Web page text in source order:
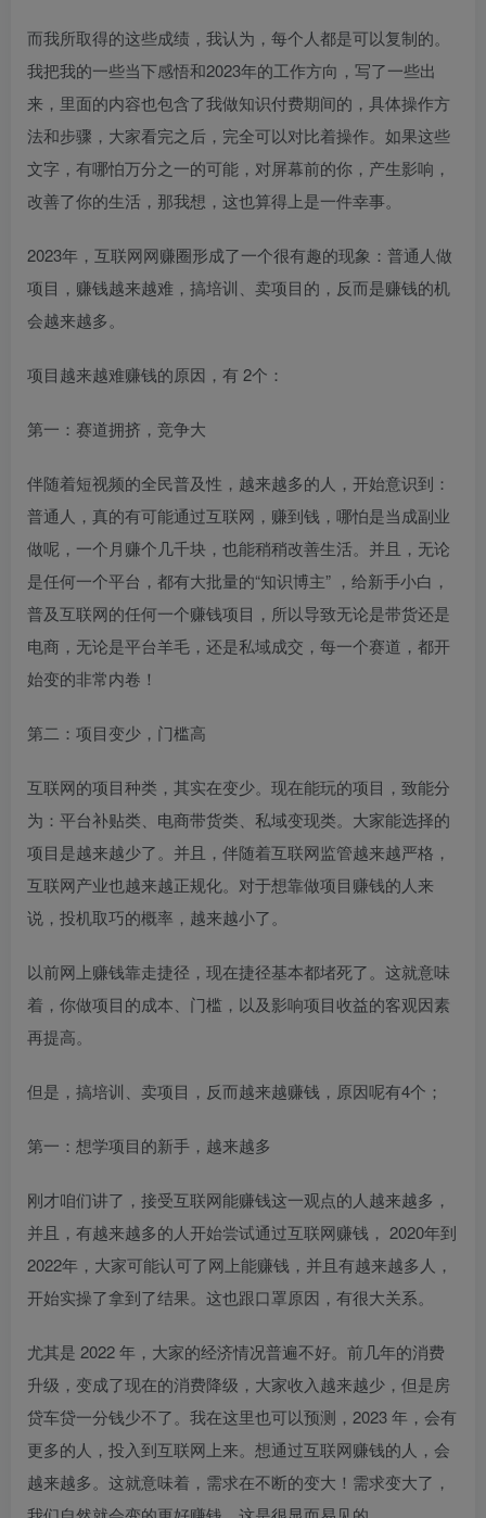
而我所取得的这些成绩，我认为，每个人都是可以复制的。
我把我的一些当下感悟和2023年的工作方向，写了一些出
来，里面的内容也包含了我做知识付费期间的，具体操作方
法和步骤，大家看完之后，完全可以对比着操作。如果这些
文字，有哪怕万分之一的可能，对屏幕前的你，产生影响，
改善了你的生活，那我想，这也算得上是一件幸事。
2023年，互联网网赚圈形成了一个很有趣的现象：普通人做
项目，赚钱越来越难，搞培训、卖项目的，反而是赚钱的机
会越来越多。
项目越来越难赚钱的原因，有 2个：
第一：赛道拥挤，竞争大
伴随着短视频的全民普及性，越来越多的人，开始意识到：
普通人，真的有可能通过互联网，赚到钱，哪怕是当成副业
做呢，一个月赚个几千块，也能稍稍改善生活。并且，无论
是任何一个平台，都有大批量的“知识博主” ，给新手小白，
普及互联网的任何一个赚钱项目，所以导致无论是带货还是
电商，无论是平台羊毛，还是私域成交，每一个赛道，都开
始变的非常内卷！
第二：项目变少，门槛高
互联网的项目种类，其实在变少。现在能玩的项目，致能分
为：平台补贴类、电商带货类、私域变现类。大家能选择的
项目是越来越少了。并且，伴随着互联网监管越来越严格，
互联网产业也越来越正规化。对于想靠做项目赚钱的人来
说，投机取巧的概率，越来越小了。
以前网上赚钱靠走捷径，现在捷径基本都堵死了。这就意味
着，你做项目的成本、门槛，以及影响项目收益的客观因素
再提高。
但是，搞培训、卖项目，反而越来越赚钱，原因呢有4个；
第一：想学项目的新手，越来越多
刚才咱们讲了，接受互联网能赚钱这一观点的人越来越多，
并且，有越来越多的人开始尝试通过互联网赚钱， 2020年到
2022年，大家可能认可了网上能赚钱，并且有越来越多人，
开始实操了拿到了结果。这也跟口罩原因，有很大关系。
尤其是 2022 年，大家的经济情况普遍不好。前几年的消费
升级，变成了现在的消费降级，大家收入越来越少，但是房
贷车贷一分钱少不了。我在这里也可以预测，2023 年，会有
更多的人，投入到互联网上来。想通过互联网赚钱的人，会
越来越多。这就意味着，需求在不断的变大！需求变大了，